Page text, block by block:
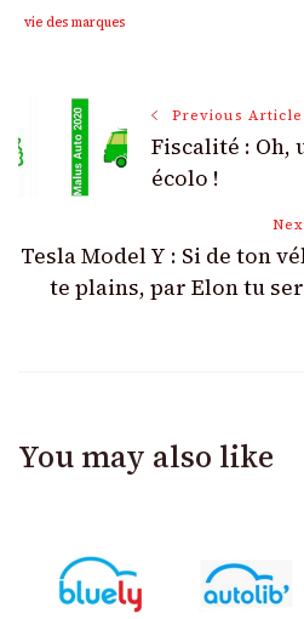
vie des marques
Post
Navigation
Previous Article
Fiscalité : Oh,
écolo !
Tesla Model Y : Si de ton
te plains, par Elon tu
You may also like